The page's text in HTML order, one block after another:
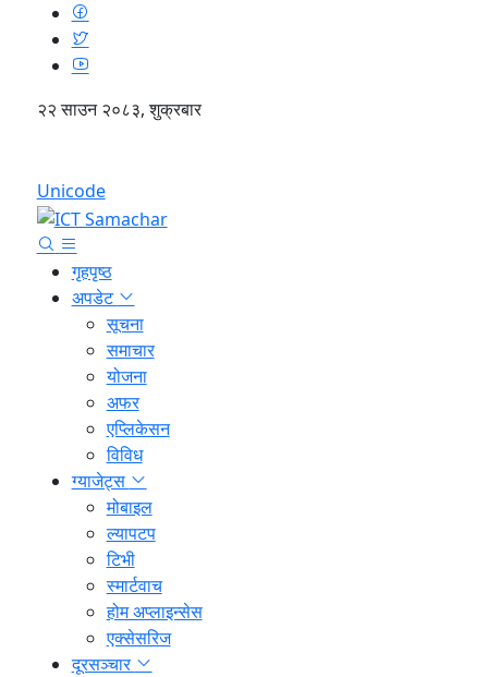
२२ साउन २०८३, शुक्रबार
Unicode
गृहपृष्ठ
अपडेट
सूचना
समाचार
योजना
अफर
एप्लिकेसन
विविध
ग्याजेट्स
मोबाइल
ल्यापटप
टिभी
स्मार्टवाच
होम अप्लाइन्सेस
एक्सेसरिज
दूरसञ्चार